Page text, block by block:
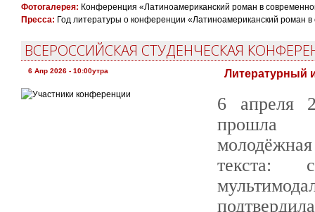
Фотогалерея: Конференция «Латиноамериканский роман в
Пресса: Год литературы о конференции «Латиноамериканский роман в
ВСЕРОССИЙСКАЯ СТУДЕНЧЕСКАЯ
6 Апр 2026 - 10:00утра Литературный
6 апреля
прошла
текста: